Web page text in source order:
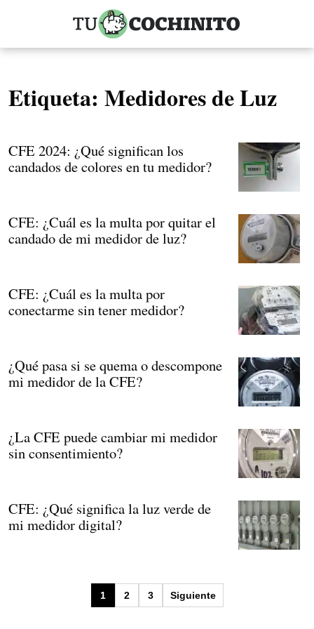
Etiqueta: Medidores de Luz
CFE 2024: ¿Qué significan los
candados de colores en tu medidor?
CFE: ¿Cuál es la multa por quitar el
candado de mi medidor de luz?
CFE: ¿Cuál es la multa por
conectarme sin tener medidor?
¿Qué pasa si se quema o descompone
mi medidor de la CFE?
¿La CFE puede cambiar mi medidor
sin consentimiento?
CFE: ¿Qué significa la luz verde de
mi medidor digital?
1 2 3 Siguiente